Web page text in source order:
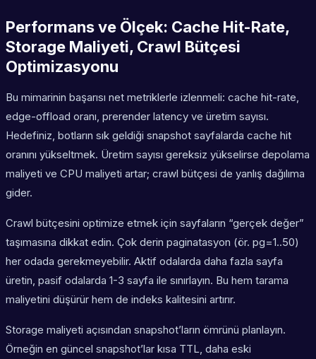
Performans ve Ölçek: Cache Hit-Rate,
Storage Maliyeti, Crawl Bütçesi
Optimizasyonu
Bu mimarinin başarısı net metriklerle izlenmeli: cache hit-rate,
edge-offload oranı, prerender latency ve üretim sayısı.
Hedefiniz, botların sık geldiği snapshot sayfalarda cache hit
oranını yükseltmek. Üretim sayısı gereksiz yükselirse depolama
maliyeti ve CPU maliyeti artar; crawl bütçesi de yanlış dağılıma
gider.
Crawl bütçesini optimize etmek için sayfaların “gerçek değer”
taşımasına dikkat edin. Çok derin paginatasyon (ör. pg=1..50)
her odada gerekmeyebilir. Aktif odalarda daha fazla sayfa
üretin, pasif odalarda 1-3 sayfa ile sınırlayın. Bu hem tarama
maliyetini düşürür hem de indeks kalitesini artırır.
Storage maliyeti açısından snapshot’ların ömrünü planlayın.
Örneğin en güncel snapshot’lar kısa TTL, daha eski